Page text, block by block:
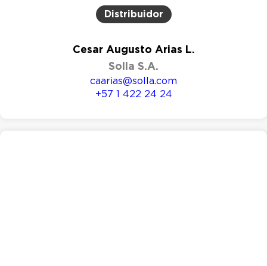
Distribuidor
Cesar Augusto Arias L.
Solla S.A.
caarias@solla.com
+57 1 422 24 24